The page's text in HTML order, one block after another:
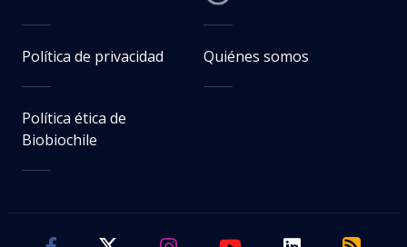
Política de privacidad Quiénes somos
Política ética de
Biobiochile